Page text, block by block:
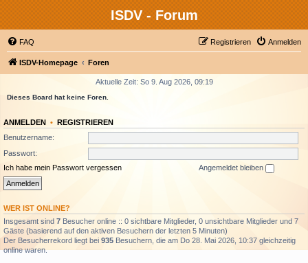
ISDV - Forum
FAQ Anmelden
Registrieren
ISDV-Homepage Foren
Aktuelle Zeit: So 9. Aug 2026, 09:19
Dieses Board hat keine Foren.
ANMELDEN • REGISTRIEREN
Benutzername:
Passwort:
Ich habe mein Passwort vergessen
Angemeldet bleiben
WER IST ONLINE?
Insgesamt sind 7 Besucher online :: 0 sichtbare Mitglieder, 0 unsichtbare Mitglieder und 7
Gäste (basierend auf den aktiven Besuchern der letzten 5 Minuten)
Der Besucherrekord liegt bei 935 Besuchern, die am Do 28. Mai 2026, 10:37 gleichzeitig
online waren.